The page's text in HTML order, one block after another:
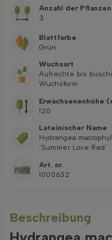
Anzahl der Pflanzen
3
Blattfarbe
Grün
Wuchsart
Aufrechte bis
Wuchsform
Erwachsenenhöhe
120
Lateinischer Name
Hydrangea
'Summer Love Red'
Art. nr.
1000632
Beschreibung